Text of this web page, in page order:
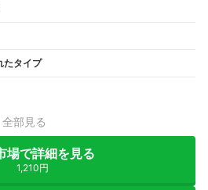
たタイプ
全部見る
場で詳細を見る
1,210円